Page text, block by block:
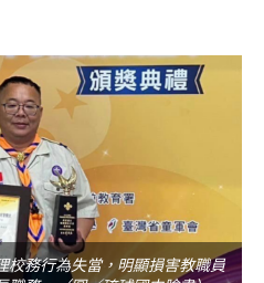
校務行為失當，明顯損害教職員